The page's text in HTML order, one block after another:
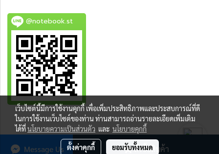
สั่งซื้อสินค้า
Message Us
@notebook.st
BEST DEAL
เว็บไซต์นี้มีการใช้งานคุกกี้ เพื่อเพิ่มประสิทธิภาพและประสบการณ์ที่ดี
ในการใช้งานเว็บไซต์ของท่าน ท่านสามารถอ่านรายละเอียดเพิ่มเติม
ได้ที่นโยบายความเป็นส่วนตัว และ นโยบายคุกกี้
ตั้งค่าคุกกี้ ยอมรับทั้งหมด